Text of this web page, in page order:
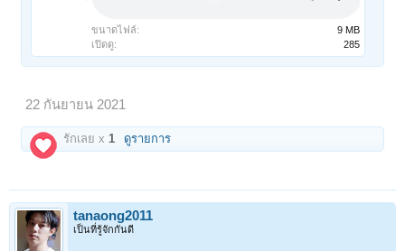
ขนาดไฟล์:
9 MB
เปิดดู:
285
22 กันยายน 2021
รักเลย x 1 ดูรายการ
tanaong2011
เป็นที่รู้จักกันดี